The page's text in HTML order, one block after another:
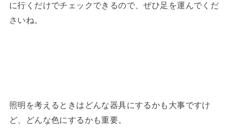
に行くだけでチェックできるので、ぜひ足を運んでくだ
さいね。
照明を考えるときはどんな器具にするかも大事ですけ
ど、どんな色にするかも重要。